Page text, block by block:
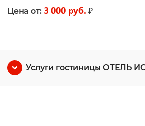
Цена от: 3 000 руб. ₽
Услуги гостиницы ОТЕЛЬ